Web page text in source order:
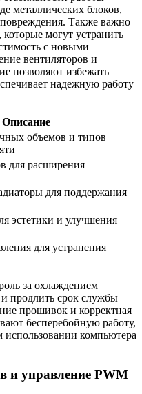
металлических блоков,
Также важно
могут устранить
с новыми
вентиляторов и
позволяют избежать
надежную работу
Описание
объемов и типов
для расширения
для поддержания
эстетики и улучшения
для устранения
за охлаждением
и продлить срок службы
прошивок и корректная
бесперебойную работу,
компьютера
и управление PWM